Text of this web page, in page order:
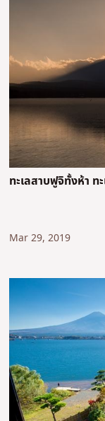
ทะเลสาบฟูจิทั้งห้า ท
Mar 29, 2019